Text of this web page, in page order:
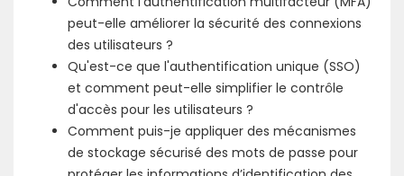
peut-elle améliorer la sécurité des connexions
des utilisateurs ?
Qu'est-ce que l'authentification unique (SSO)
et comment peut-elle simplifier le contrôle
d'accès pour les utilisateurs ?
Comment puis-je appliquer des mécanismes
de stockage sécurisé des mots de passe pour